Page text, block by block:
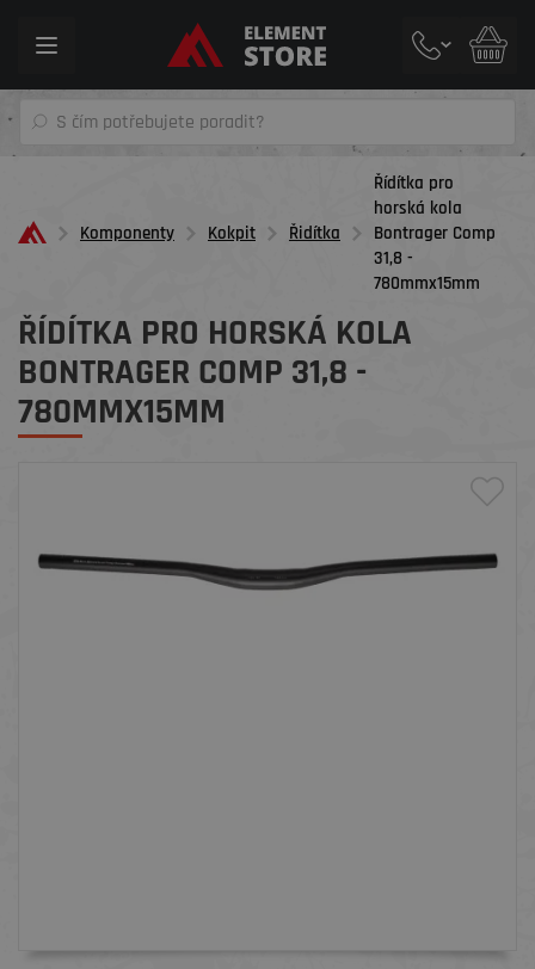
Toggle
Komponenty Kokpit Řidítka
Řídítka pro
horská kola
Bontrager Comp
31,8 -
780mmx15mm
ŘÍDÍTKA PRO HORSKÁ KOLA
BONTRAGER COMP 31,8 -
780MMX15MM